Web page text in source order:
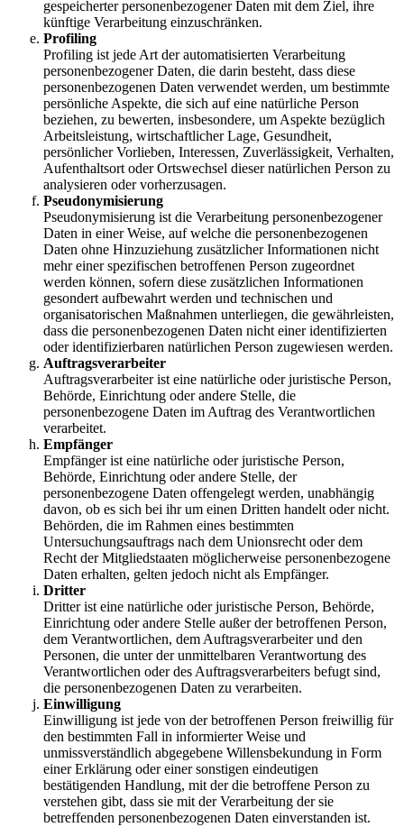
gespeicherter personenbezogener Daten mit dem Ziel, ihre
künftige Verarbeitung einzuschränken.
Profiling
Profiling ist jede Art der automatisierten Verarbeitung
personenbezogener Daten, die darin besteht, dass diese
personenbezogenen Daten verwendet werden, um bestimmte
persönliche Aspekte, die sich auf eine natürliche Person
beziehen, zu bewerten, insbesondere, um Aspekte bezüglich
Arbeitsleistung, wirtschaftlicher Lage, Gesundheit,
persönlicher Vorlieben, Interessen, Zuverlässigkeit, Verhalten,
Aufenthaltsort oder Ortswechsel dieser natürlichen Person zu
analysieren oder vorherzusagen.
Pseudonymisierung
Pseudonymisierung ist die Verarbeitung personenbezogener
Daten in einer Weise, auf welche die personenbezogenen
Daten ohne Hinzuziehung zusätzlicher Informationen nicht
mehr einer spezifischen betroffenen Person zugeordnet
werden können, sofern diese zusätzlichen Informationen
gesondert aufbewahrt werden und technischen und
organisatorischen Maßnahmen unterliegen, die gewährleisten,
dass die personenbezogenen Daten nicht einer identifizierten
oder identifizierbaren natürlichen Person zugewiesen werden.
Auftragsverarbeiter
Auftragsverarbeiter ist eine natürliche oder juristische Person,
Behörde, Einrichtung oder andere Stelle, die
personenbezogene Daten im Auftrag des Verantwortlichen
verarbeitet.
Empfänger
Empfänger ist eine natürliche oder juristische Person,
Behörde, Einrichtung oder andere Stelle, der
personenbezogene Daten offengelegt werden, unabhängig
davon, ob es sich bei ihr um einen Dritten handelt oder nicht.
Behörden, die im Rahmen eines bestimmten
Untersuchungsauftrags nach dem Unionsrecht oder dem
Recht der Mitgliedstaaten möglicherweise personenbezogene
Daten erhalten, gelten jedoch nicht als Empfänger.
Dritter
Dritter ist eine natürliche oder juristische Person, Behörde,
Einrichtung oder andere Stelle außer der betroffenen Person,
dem Verantwortlichen, dem Auftragsverarbeiter und den
Personen, die unter der unmittelbaren Verantwortung des
Verantwortlichen oder des Auftragsverarbeiters befugt sind,
die personenbezogenen Daten zu verarbeiten.
Einwilligung
Einwilligung ist jede von der betroffenen Person freiwillig für
den bestimmten Fall in informierter Weise und
unmissverständlich abgegebene Willensbekundung in Form
einer Erklärung oder einer sonstigen eindeutigen
bestätigenden Handlung, mit der die betroffene Person zu
verstehen gibt, dass sie mit der Verarbeitung der sie
betreffenden personenbezogenen Daten einverstanden ist.